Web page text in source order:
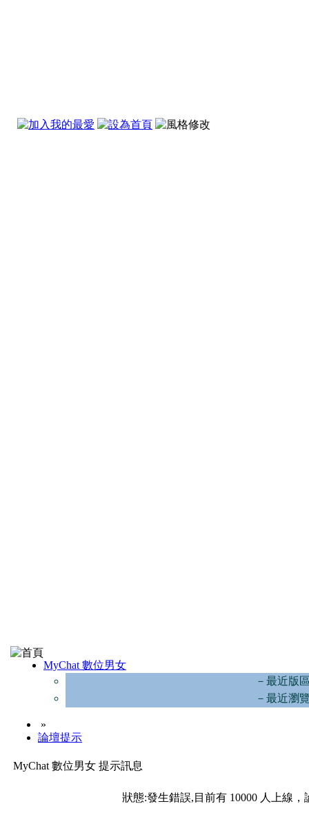
MyChat 數位男女
－最近版
－最近瀏
»
論壇提示
MyChat 數位男女 提示訊息
狀態:發生錯誤,目前有 10000 人上線